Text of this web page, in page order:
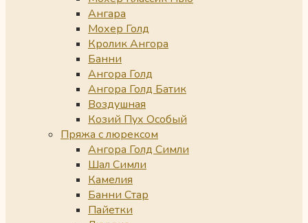
Ангара
Мохер Голд
Кролик Ангора
Банни
Ангора Голд
Ангора Голд Батик
Воздушная
Козий Пух Особый
Пряжа с люрексом
Ангора Голд Симли
Шал Симли
Камелия
Банни Стар
Пайетки